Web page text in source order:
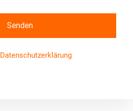
Datenschutzerklärung